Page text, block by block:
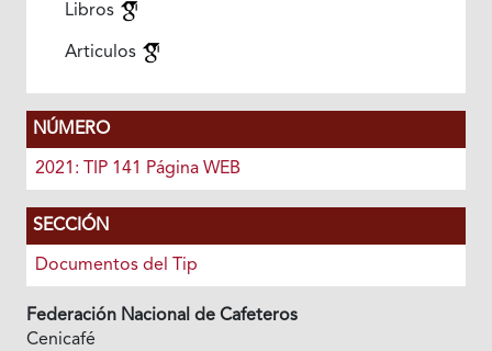
Libros
Articulos
NÚMERO
2021: TIP 141 Página WEB
SECCIÓN
Documentos del Tip
Federación Nacional de Cafeteros
Cenicafé